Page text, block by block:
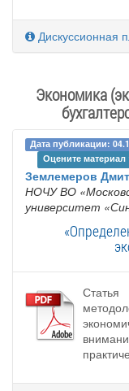
Дискуссионная
Экономика
Дата публикации:
Оцените материал
Землемеров
НОЧУ ВО
университет
Статья